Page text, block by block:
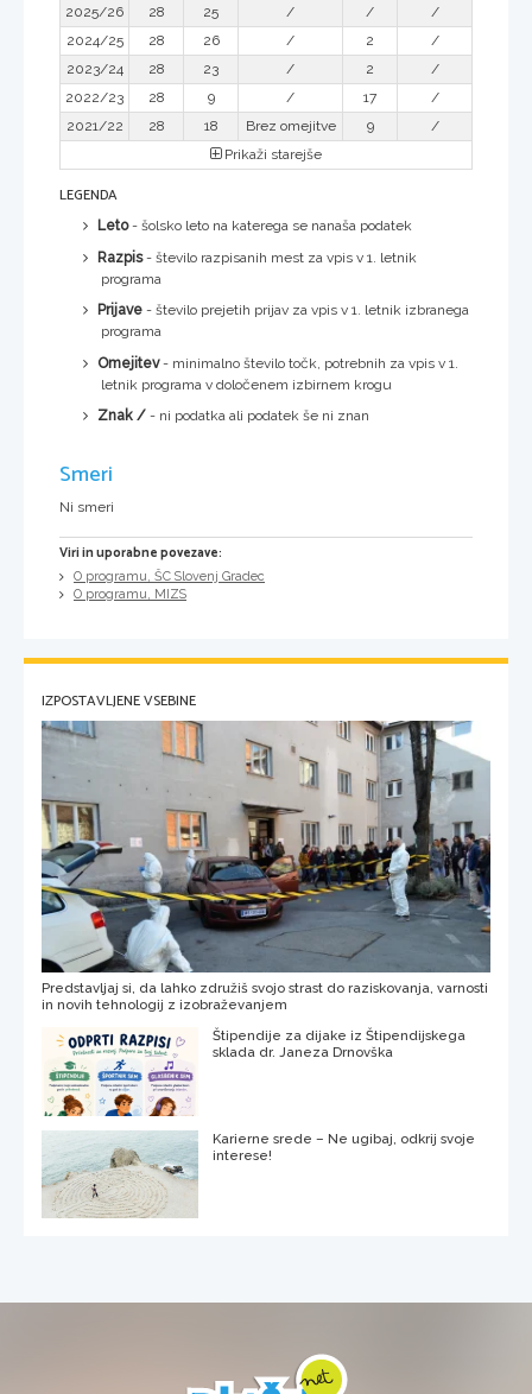
2025/26
28 25 / /
/
2024/25
28 26 / 2
/
2023/24
28 23 / 2
/
2022/23
28 9 / 17
/
2021/22
28 18 Brez omejitve 9
/
Prikaži starejše
LEGENDA
Leto- šolsko leto na katerega se nanaša podatek
Razpis- število razpisanih mest za vpis v 1. letnik
programa
Prijave - število prejetih prijav za vpis v 1. letnik izbranega
programa
Omejitev- minimalno število točk, potrebnih za vpis v 1.
letnik programa v določenem izbirnem krogu
Znak / - ni podatka ali podatek še ni znan
Smeri
Ni smeri
Viri in uporabne povezave:
O programu, ŠC Slovenj Gradec
O programu, MIZS
IZPOSTAVLJENE VSEBINE
Predstavljaj si, da lahko združiš svojo strast do raziskovanja, varnosti
in novih tehnologij z izobraževanjem
Štipendije za dijake iz Štipendijskega
sklada dr. Janeza Drnovška
Karierne srede – Ne ugibaj, odkrij svoje
interese!